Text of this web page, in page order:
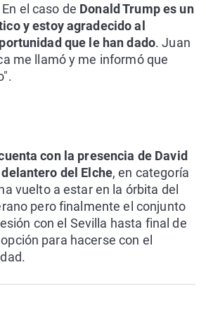
el caso de Donald Trump es un
y estoy agradecido al
que le han dado. Juan
me llamó y me informó que
con la presencia de David
del Elche, en categoría
vuelto a estar en la órbita del
pero finalmente el conjunto
con el Sevilla hasta final de
para hacerse con el